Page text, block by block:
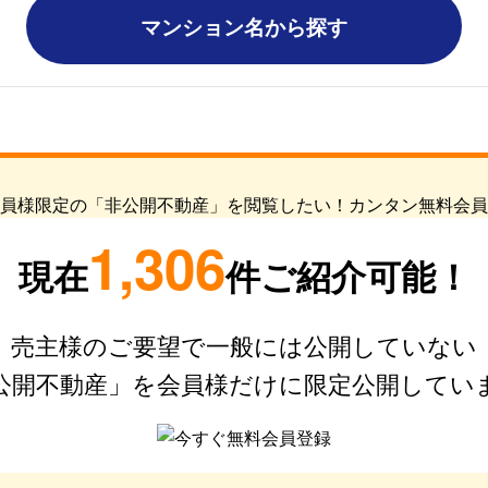
マンション名から探す
現在1,306件ご紹介可能！
売主様のご要望で一般には公開していない
開不動産」を会員様だけに限定公開してい